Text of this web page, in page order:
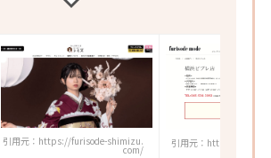
引用元：https://furisode-shimizu.
com/
引用元：https://